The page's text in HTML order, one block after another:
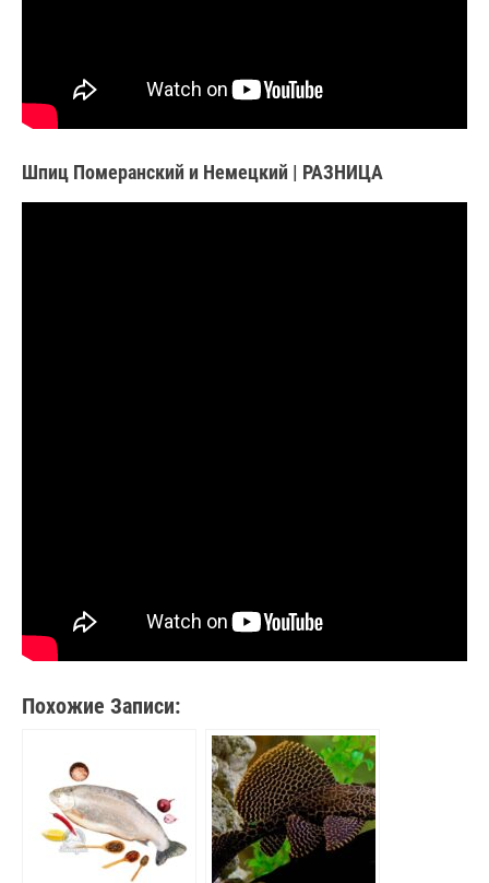
Шпиц Померанский и Немецкий | РАЗНИЦА
Похожие Записи: